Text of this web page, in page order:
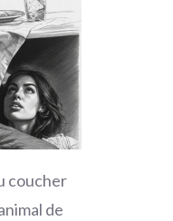
coucher
de